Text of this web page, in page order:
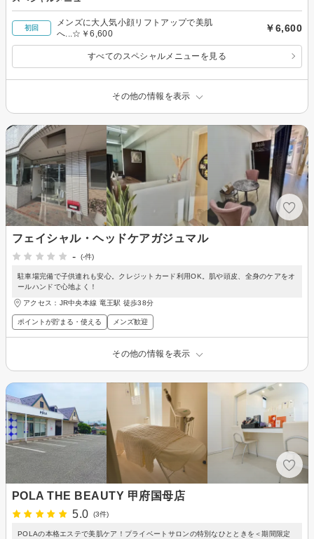
初回
メンズに大人気小顔リフトアップで美肌
へ...☆￥6,600
￥6,600
すべてのスペシャルメニューを見る
その他の情報を表示
フェイシャル・ヘッドケアガジュマル
-
(-件)
駐車場完備で子供連れも安心。クレジットカード利用OK。肌や頭皮、全身のケアをオ
ールハンドで心地よく！
アクセス：JR中央本線 竜王駅 徒歩38分
ポイントが貯まる・使える メンズ歓迎
その他の情報を表示
POLA THE BEAUTY 甲府国母店
5.0
(3件)
POLAの本格エステで美肌ケア！プライベートサロンの特別なひとときを＜期間限定